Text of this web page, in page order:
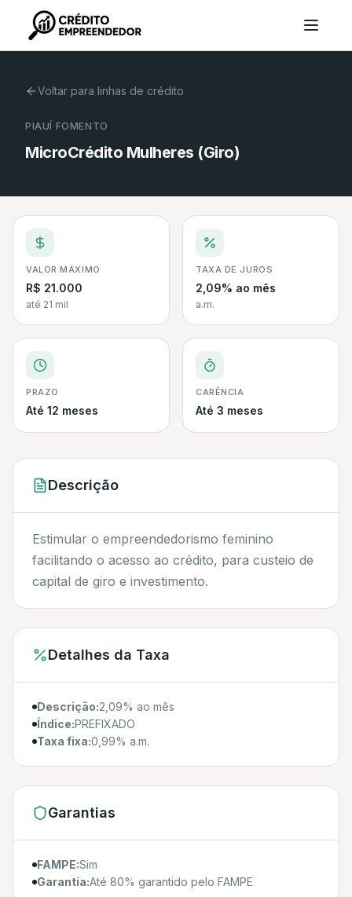
Voltar para linhas de crédito
PIAUÍ FOMENTO
MicroCrédito Mulheres (Giro)
VALOR MÁXIMO
R$ 21.000
até 21 mil
TAXA DE JUROS
2,09% ao mês
a.m.
PRAZO
Até 12 meses
CARÊNCIA
Até 3 meses
Descrição
Estimular o empreendedorismo feminino
facilitando o acesso ao crédito, para custeio de
capital de giro e investimento.
Detalhes da Taxa
Descrição:2,09% ao mês
Índice:PREFIXADO
Taxa fixa:0,99% a.m.
Garantias
FAMPE:Sim
Garantia:Até 80% garantido pelo FAMPE